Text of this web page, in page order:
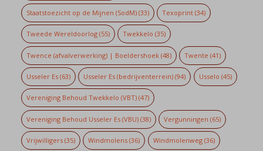
Staatstoezicht op de Mijnen (SodM)(33) Texoprint (34)
Tweede Wereldoorlog(55) Twekkelo (35)
Twence (afvalverwerking) | Boeldershoek(48) Twente (41)
Usseler Es(63) Usseler Es (bedrijventerrein) (94) Usselo (45)
Vereniging Behoud Twekkelo (VBT)(47)
Vereniging Behoud Usseler Es (VBU)(38) Vergunningen (65)
Vrijwilligers(35) Windmolens (36) Windmolenweg(36)